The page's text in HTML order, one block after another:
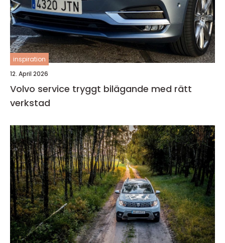
inspiration
12. April 2026
Volvo service tryggt bilägande med rätt
verkstad